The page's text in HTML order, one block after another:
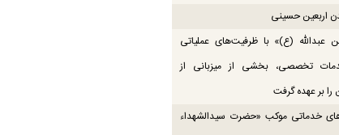
اربعین حسینی
عبدالله (ع)» با ظرفیت‌های عملیاتی
تخصصی، بخشی از میزبانی از
را بر عهده گرفت
خدماتی موکب «حضرت سیدالشهداء